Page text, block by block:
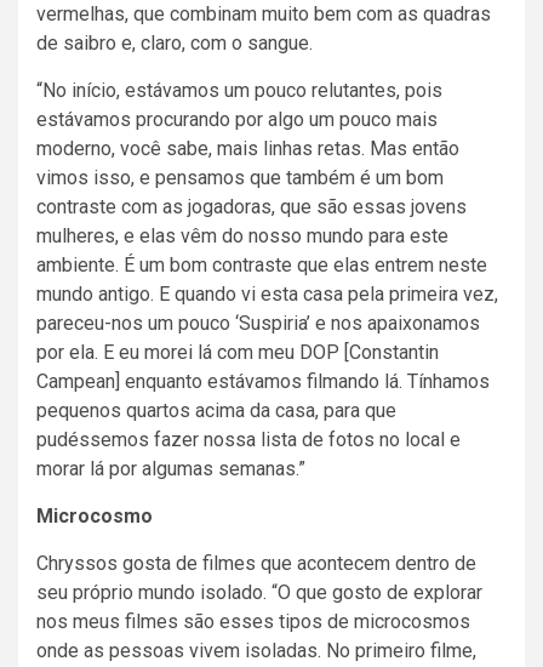
vermelhas, que combinam muito bem com as quadras
de saibro e, claro, com o sangue.
“No início, estávamos um pouco relutantes, pois
estávamos procurando por algo um pouco mais
moderno, você sabe, mais linhas retas. Mas então
vimos isso, e pensamos que também é um bom
contraste com as jogadoras, que são essas jovens
mulheres, e elas vêm do nosso mundo para este
ambiente. É um bom contraste que elas entrem neste
mundo antigo. E quando vi esta casa pela primeira vez,
pareceu-nos um pouco ‘Suspiria’ e nos apaixonamos
por ela. E eu morei lá com meu DOP [Constantin
Campean] enquanto estávamos filmando lá. Tínhamos
pequenos quartos acima da casa, para que
pudéssemos fazer nossa lista de fotos no local e
morar lá por algumas semanas.”
Microcosmo
Chryssos gosta de filmes que acontecem dentro de
seu próprio mundo isolado. “O que gosto de explorar
nos meus filmes são esses tipos de microcosmos
onde as pessoas vivem isoladas. No primeiro filme,